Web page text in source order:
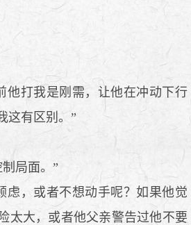
打我是刚需，让他在冲动下行
这有区别。”
局面。”
，或者不想动手呢？如果他觉
太大，或者他父亲警告过他不要